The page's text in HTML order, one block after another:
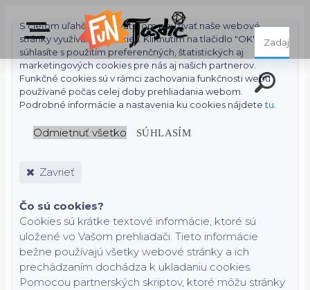
S cieľom uľahčiť používateľom používať naše webové
stránky využívame cookies. Kliknutím na tlačidlo "OK"
súhlasíte s použitím preferenčných, štatistických aj
marketingových cookies pre nás aj našich partnerov.
Funkčné cookies sú v rámci zachovania funkčnosti webu
používané počas celej doby prehliadania webom.
Podrobné informácie a nastavenia ku cookies nájdetetu
Odmietnuť všetko SÚHLASÍM
Zavrieť
Čo sú cookies?
Cookies sú krátke textové informácie, ktoré sú
uložené vo Vašom prehliadači. Tieto informácie
bežne používajú všetky webové stránky a ich
prechádzaním dochádza k ukladaniu cookies.
Pomocou partnerských skriptov, ktoré môžu stránky